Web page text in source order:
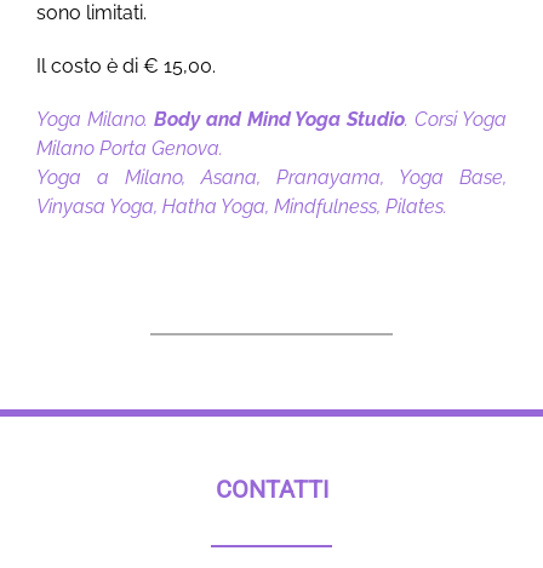
sono limitati.
Il costo è di € 15,00.
Yoga Milano. Body and Mind Yoga Studio. Corsi Yoga
Milano Porta Genova.
Yoga a Milano, Asana, Pranayama, Yoga Base,
Vinyasa Yoga, Hatha Yoga, Mindfulness, Pilates.
CONTATTI